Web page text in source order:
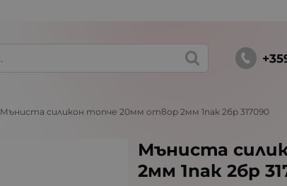
Мъниста силикон топче 20мм отвор 2мм 1пак 2бр 317090
Мъниста
2мм 1пак 2бр